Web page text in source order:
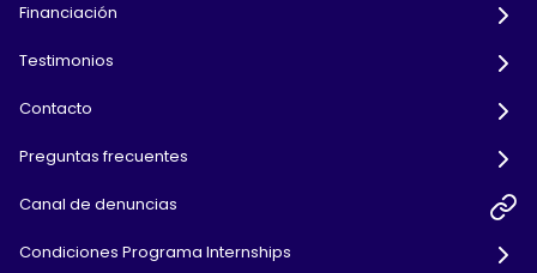
Financiación
Testimonios
Contacto
Preguntas frecuentes
Canal de denuncias
Condiciones Programa Internships